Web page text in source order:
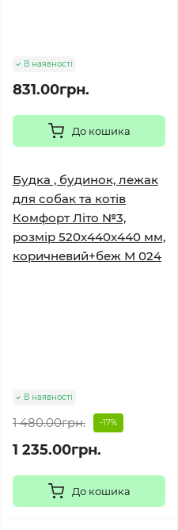
В наявності
831.00грн.
До кошика
Будка , будинок, лежак
для собак та котів
Комфорт Літо №3,
розмір 520х440х440 мм,
коричневий+беж М 024
В наявності
1 480.00грн. -17%
1 235.00грн.
До кошика